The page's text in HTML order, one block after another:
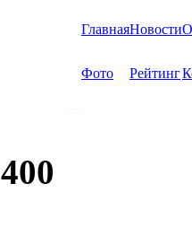
ГлавнаяНовости
Фото Рейтинг
400